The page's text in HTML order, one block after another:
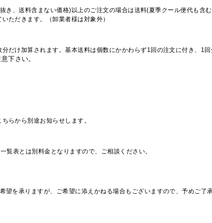
き、送料含まない価格)以上のご注文の場合は送料(夏季クール便代も含む
ただきます。（卸業者様は対象外）
だけ加算されます。基本送料は個数にかかわらず1回の注文に付き、1回
下さい。
らから別途お知らせします。
覧表とは別料金となりますので、ご相談ください。
を承りますが、ご希望に添えかねる場合もございますので、予めご了承